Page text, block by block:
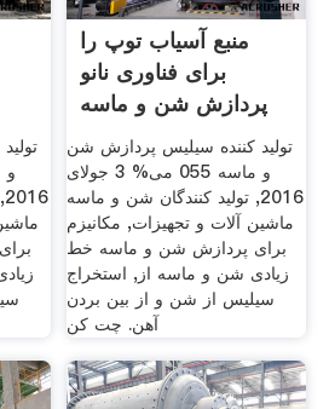
منبع آسیاب توپ را
برای فناوری نانو
پردازش شن و ماسه
سیلیس
تولید کننده سیلیس پردازش شن
و ماسه 055 می% 3 جولای
2016, تولید کنندگان شن و ماسه
ماشین آلات و تجهیزات, مکانیزم
برای پردازش شن و ماسه خط
زیادی شن و ماسه از, استخراج
سیلیس از شن و از بین بردن
آهن. چت کن